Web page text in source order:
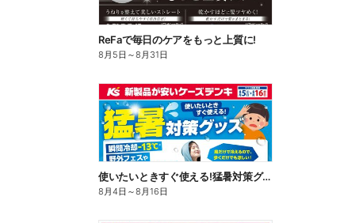
ReFaで毎日のケアをもっと上質に!
8月5日 ～8月31日
使いたいときすぐ使える!猛暑対策グッズ
8月4日 ～8月16日